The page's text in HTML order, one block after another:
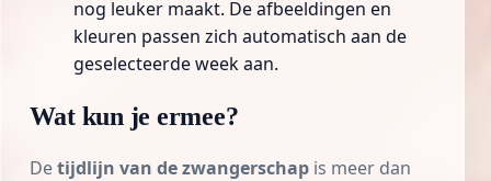
nog leuker maakt. De afbeeldingen en
kleuren passen zich automatisch aan de
geselecteerde week aan.
Wat kun je ermee?
Detijdlijn van de zwangerschapis meer dan